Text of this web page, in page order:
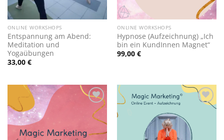
ONLINE WORKSHOPS
Entspannung am Abend:
Meditation und
Yogaübungen
33,00 €
ONLINE WORKSHOPS
Hypnose (Aufzeichnung) „Ich
bin ein KundInnen Magnet“
99,00 €
Wunschliste
hinzufügen
Wunschliste
hinzufügen